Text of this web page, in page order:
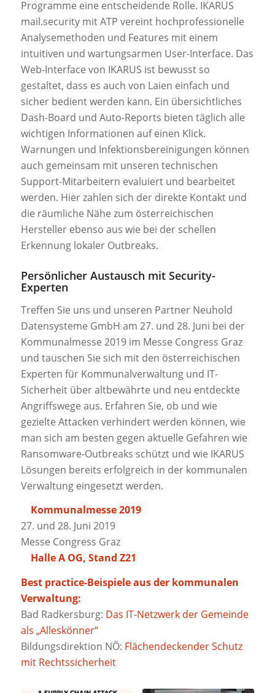
Programme eine entscheidende Rolle. IKARUS
mail.security mit ATP vereint hochprofessionelle
Analysemethoden und Features mit einem
intuitiven und wartungsarmen User-Interface. Das
Web-Interface von IKARUS ist bewusst so
gestaltet, dass es auch von Laien einfach und
sicher bedient werden kann. Ein übersichtliches
Dash-Board und Auto-Reports bieten täglich alle
wichtigen Informationen auf einen Klick.
Warnungen und Infektionsbereinigungen können
auch gemeinsam mit unseren technischen
Support-Mitarbeitern evaluiert und bearbeitet
werden. Hier zahlen sich der direkte Kontakt und
die räumliche Nähe zum österreichischen
Hersteller ebenso aus wie bei der schellen
Erkennung lokaler Outbreaks.
Persönlicher Austausch mit Security-
Experten
Treffen Sie uns und unseren Partner Neuhold
Datensysteme GmbH am 27. und 28. Juni bei der
Kommunalmesse 2019 im Messe Congress Graz
und tauschen Sie sich mit den österreichischen
Experten für Kommunalverwaltung und IT-
Sicherheit über altbewährte und neu entdeckte
Angriffswege aus. Erfahren Sie, ob und wie
gezielte Attacken verhindert werden können, wie
man sich am besten gegen aktuelle Gefahren wie
Ransomware-Outbreaks schützt und wie IKARUS
Lösungen bereits erfolgreich in der kommunalen
Verwaltung eingesetzt werden.
Kommunalmesse 2019
27. und 28. Juni 2019
Messe Congress Graz
Halle A OG, Stand Z21
Best practice-Beispiele aus der kommunalen
Verwaltung:
Bad Radkersburg: Das IT-Netzwerk der Gemeinde
als „Alleskönner“
Bildungsdirektion NÖ: Flächendeckender Schutz
mit Rechtssicherheit